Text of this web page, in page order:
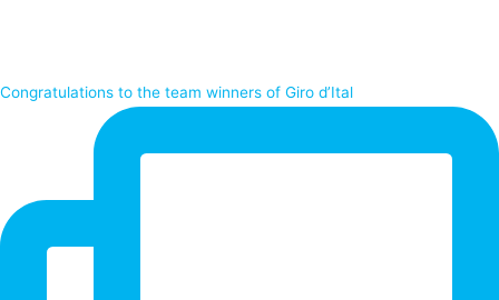
Congratulations to the team winners of Giro d’Ital